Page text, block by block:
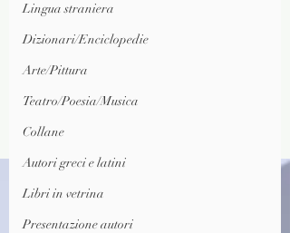
Lingua straniera
Dizionari/Enciclopedie
Arte/Pittura
Teatro/Poesia/Musica
Collane
Autori greci e latini
Libri in vetrina
Presentazione autori